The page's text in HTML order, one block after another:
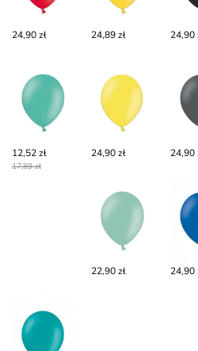
24,90 zł 24,89 zł 24,90
12,52 zł
17,89 zł
24,90 zł 24,90
22,90 zł 24,90